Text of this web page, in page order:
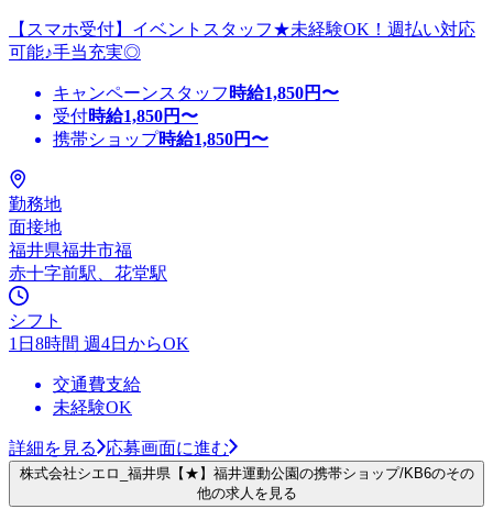
【スマホ受付】イベントスタッフ★未経験OK！週払い対応
可能♪手当充実◎
キャンペーンスタッフ 時給1,850円〜
受付時給1,850円〜
携帯ショップ時給1,850円〜
勤務地
面接地
福井県福井市福
赤十字前駅、花堂駅
シフト
1日8時間 週4日からOK
交通費支給
未経験OK
詳細を見る 応募画面に進む
株式会社シエロ_福井県【★】福井運動公園の携帯ショップ/KB6のその
他の求人を見る